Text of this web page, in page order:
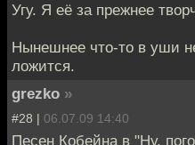
Угу. Я её за прежнее
Нынешнее что-то в уши
ложится.
grezko »
#28 | 06.07.09 14:40
Песен Кобейна в "Ну,